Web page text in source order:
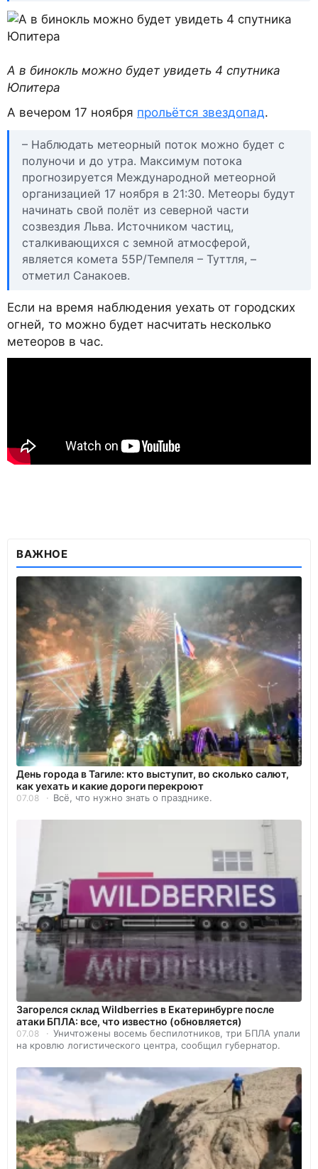
А в бинокль можно будет увидеть 4 спутника
Юпитера
А вечером 17 ноября прольётся звездопад.
– Наблюдать метеорный поток можно будет с
полуночи и до утра. Максимум потока
прогнозируется Международной метеорной
организацией 17 ноября в 21:30. Метеоры будут
начинать свой полёт из северной части
созвездия Льва. Источником частиц,
сталкивающихся с земной атмосферой,
является комета 55Р/Темпеля – Туттля, –
отметил Санакоев.
Если на время наблюдения уехать от городских
огней, то можно будет насчитать несколько
метеоров в час.
ВАЖНОЕ
День города в Тагиле: кто выступит, во сколько салют,
как уехать и какие дороги перекроют
07.08 Всё, что нужно знать о празднике.
Загорелся склад Wildberries в Екатеринбурге после
атаки БПЛА: все, что известно (обновляется)
07.08
Уничтожены восемь беспилотников, три БПЛА упали
на кровлю логистического центра, сообщил губернатор.